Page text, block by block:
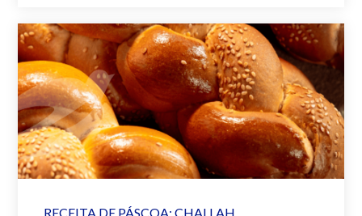
RECEITA DE PÁSCOA: CHALLAH